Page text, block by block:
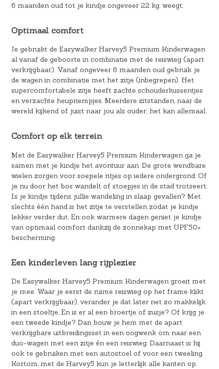
6 maanden oud tot je kindje ongeveer 22 kg. weegt.
Optimaal comfort
Je gebruikt de Easywalker Harvey5 Premium Kinderwagen
al vanaf de geboorte in combinatie met de reiswieg (apart
verkrijgbaar). Vanaf ongeveer 6 maanden oud gebruik je
de wagen in combinatie met het zitje (inbegrepen). Het
supercomfortabele zitje heeft zachte schouderkussentjes
en verzachte heupriempjes. Meerdere zitstanden, naar de
wereld kijkend of juist naar jou als ouder; het kan allemaal.
Comfort op elk terrein
Met de Easywalker Harvey5 Premium Kinderwagen ga je
samen met je kindje het avontuur aan. De grote wendbare
wielen zorgen voor soepele ritjes op iedere ondergrond. Of
je nu door het bos wandelt of stoepjes in de stad trotseert.
Is je kindje tijdens jullie wandeling in slaap gevallen? Met
slechts één hand is het zitje te verstellen zodat je kindje
lekker verder dut. En ook warmere dagen geniet je kindje
van optimaal comfort dankzij de zonnekap met UPF50+
bescherming.
Een kinderleven lang rijplezier
De Easywalker Harvey5 Premium Kinderwagen groeit met
je mee. Waar je eerst de ruime reiswieg op het frame klikt
(apart verkrijgbaar), verander je dat later net zo makkelijk
in een stoeltje. En is er al een broertje of zusje? Of krijg je
een tweede kindje? Dan bouw je hem met de apart
verkrijgbare uitbreidingsset in een oogwenk om naar een
duo-wagen met een zitje én een reiswieg. Daarnaast is hij
ook te gebruiken met een autostoel of voor een tweeling.
Kortom, met de Harvey5 kun je letterlijk alle kanten op.